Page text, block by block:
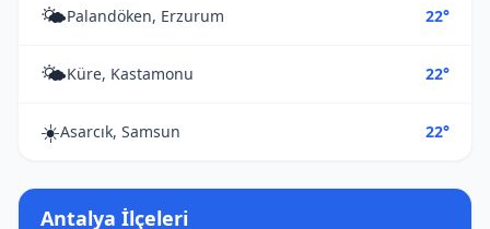
🌤️Palandöken, Erzurum 22°
🌤️Küre, Kastamonu 22°
☀️Asarcık, Samsun 22°
Antalya İlçeleri